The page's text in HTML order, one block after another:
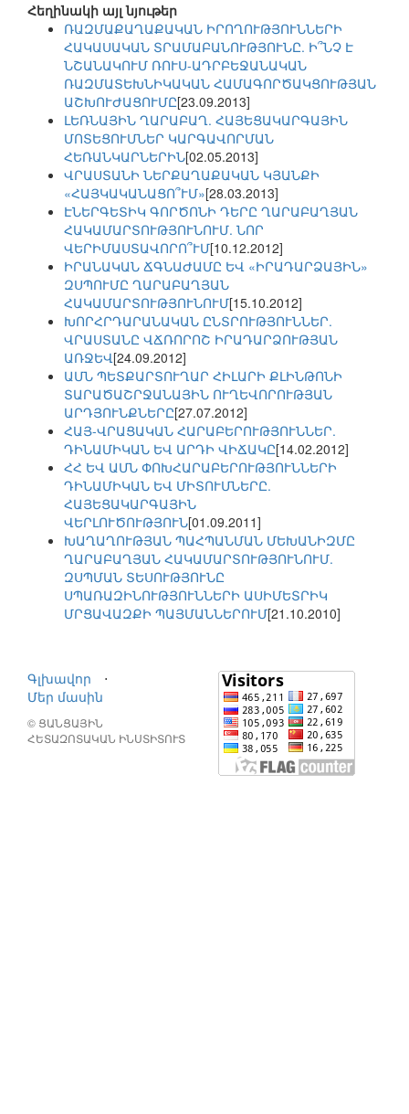
Հեղինակի այլ նյութեր
ՌԱԶՄԱՔԱՂԱՔԱԿԱՆ ԻՐՈՂՈՒԹՅՈՒՆՆԵՐԻ
ՀԱԿԱՍԱԿԱՆ ՏՐԱՄԱԲԱՆՈՒԹՅՈՒՆԸ. Ի՞ՆՉ Է
ՆՇԱՆԱԿՈՒՄ ՌՈՒՍ-ԱԴՐԲԵՋԱՆԱԿԱՆ
ՌԱԶՄԱՏԵԽՆԻԿԱԿԱՆ ՀԱՄԱԳՈՐԾԱԿՑՈՒԹՅԱՆ
ԱՇԽՈՒԺԱՑՈՒՄԸ[23.09.2013]
ԼԵՌՆԱՅԻՆ ՂԱՐԱԲԱՂ. ՀԱՅԵՑԱԿԱՐԳԱՅԻՆ
ՄՈՏԵՑՈՒՄՆԵՐ ԿԱՐԳԱՎՈՐՄԱՆ
ՀԵՌԱՆԿԱՐՆԵՐԻՆ[02.05.2013]
ՎՐԱՍՏԱՆԻ ՆԵՐՔԱՂԱՔԱԿԱՆ ԿՅԱՆՔԻ
«ՀԱՅԿԱԿԱՆԱՑՈ՞ՒՄ»[28.03.2013]
ԷՆԵՐԳԵՏԻԿ ԳՈՐԾՈՆԻ ԴԵՐԸ ՂԱՐԱԲԱՂՅԱՆ
ՀԱԿԱՄԱՐՏՈՒԹՅՈՒՆՈՒՄ. ՆՈՐ
ՎԵՐԻՄԱՍՏԱՎՈՐՈ՞ՒՄ[10.12.2012]
ԻՐԱՆԱԿԱՆ ՃԳՆԱԺԱՄԸ ԵՎ «ԻՐԱԴԱՐՁԱՅԻՆ»
ԶՍՊՈՒՄԸ ՂԱՐԱԲԱՂՅԱՆ
ՀԱԿԱՄԱՐՏՈՒԹՅՈՒՆՈՒՄ[15.10.2012]
ԽՈՐՀՐԴԱՐԱՆԱԿԱՆ ԸՆՏՐՈՒԹՅՈՒՆՆԵՐ.
ՎՐԱՍՏԱՆԸ ՎՃՌՈՐՈՇ ԻՐԱԴԱՐՁՈՒԹՅԱՆ
ԱՌՋԵՎ[24.09.2012]
ԱՄՆ ՊԵՏՔԱՐՏՈՒՂԱՐ ՀԻԼԱՐԻ ՔԼԻՆԹՈՆԻ
ՏԱՐԱԾԱՇՐՋԱՆԱՅԻՆ ՈՒՂԵՎՈՐՈՒԹՅԱՆ
ԱՐԴՅՈՒՆՔՆԵՐԸ[27.07.2012]
ՀԱՅ-ՎՐԱՑԱԿԱՆ ՀԱՐԱԲԵՐՈՒԹՅՈՒՆՆԵՐ.
ԴԻՆԱՄԻԿԱՆ ԵՎ ԱՐԴԻ ՎԻՃԱԿԸ[14.02.2012]
ՀՀ ԵՎ ԱՄՆ ՓՈԽՀԱՐԱԲԵՐՈՒԹՅՈՒՆՆԵՐԻ
ԴԻՆԱՄԻԿԱՆ ԵՎ ՄԻՏՈՒՄՆԵՐԸ.
ՀԱՅԵՑԱԿԱՐԳԱՅԻՆ
ՎԵՐԼՈՒԾՈՒԹՅՈՒՆ[01.09.2011]
ԽԱՂԱՂՈՒԹՅԱՆ ՊԱՀՊԱՆՄԱՆ ՄԵԽԱՆԻԶՄԸ
ՂԱՐԱԲԱՂՅԱՆ ՀԱԿԱՄԱՐՏՈՒԹՅՈՒՆՈՒՄ.
ԶՍՊՄԱՆ ՏԵՍՈՒԹՅՈՒՆԸ
ՍՊԱՌԱԶԻՆՈՒԹՅՈՒՆՆԵՐԻ ԱՍԻՄԵՏՐԻԿ
ՄՐՑԱՎԱԶՔԻ ՊԱՅՄԱՆՆԵՐՈՒՄ[21.10.2010]
Գլխավոր
⋅
Մեր մասին
© ՑԱՆՑԱՅԻՆ
ՀԵՏԱԶՈՏԱԿԱՆ ԻՆՍՏԻՏՈՒՏ